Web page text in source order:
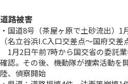
道路被害
・国道8号（茶屋ヶ原で土砂流出）1
（名立谷浜I.C入口交差点～国府交差
1月2日午前7時から国交省の委託
確認。その後、機動隊が捜索活動を
陸、偵察開始